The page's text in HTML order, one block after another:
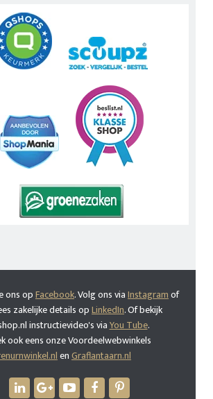
ons opFacebook. Volg ons viaInstagramof
zakelijke details opLinkedIn. Of bekijk
instructievideo's viaYou Tube.
ook eens onze Voordeelwebwinkels
enGraflantaarn.nl